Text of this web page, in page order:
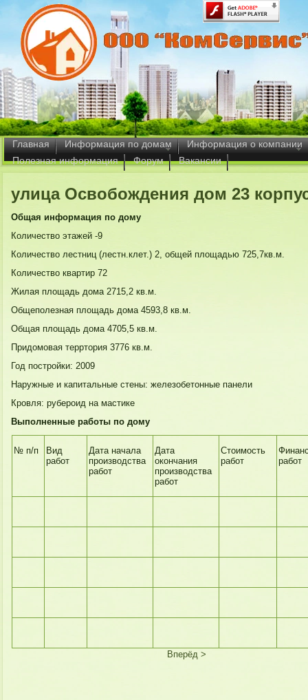
Главная Информация по домам
Информация о компании
Полезная информация
Форум Вакансии
улица Освобождения дом 23
Общая информация по дому
Количество этажей -9
Количество лестниц (лестн.клет.) 2, общей площадью 725,7кв.м.
Количество квартир 72
Жилая площадь дома 2715,2 кв.м.
Общеполезная площадь дома 4593,8 кв.м.
Общая площадь дома 4705,5 кв.м.
Придомовая терртория 3776 кв.м.
Год постройки: 2009
Наружные и капитальные стены: железобетонные панели
Кровля: рубероид на мастике
Выполненные работы по дому
№ п/п
Вид
работ
Дата начала
производства
работ
Дата
окончания
производства
работ
Стоимость
работ
работ
Вперёд >